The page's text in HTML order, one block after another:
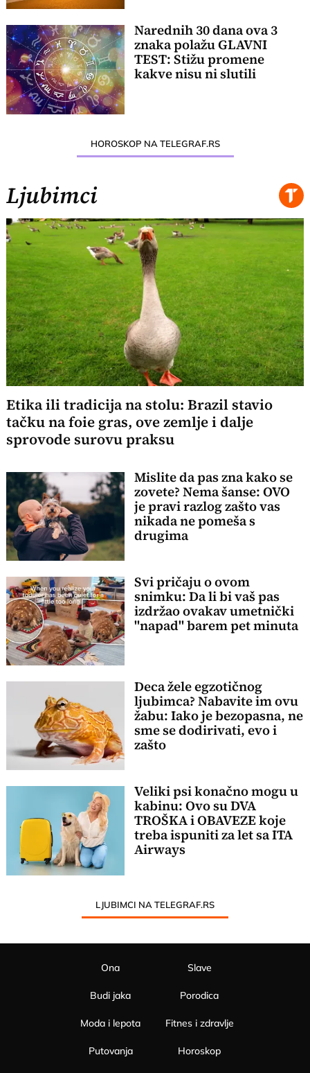
Narednih 30 dana ova 3
znaka polažu GLAVNI
TEST: Stižu promene
kakve nisu ni slutili
HOROSKOP NA TELEGRAF.RS
Ljubimci
Etika ili tradicija na stolu: Brazil stavio
tačku na foie gras, ove zemlje i dalje
sprovode surovu praksu
Mislite da pas zna kako se
zovete? Nema šanse: OVO
je pravi razlog zašto vas
nikada ne pomeša s
drugima
Svi pričaju o ovom
snimku: Da li bi vaš pas
izdržao ovakav umetnički
"napad" barem pet minuta
Deca žele egzotičnog
ljubimca? Nabavite im ovu
žabu: Iako je bezopasna, ne
sme se dodirivati, evo i
zašto
Veliki psi konačno mogu u
kabinu: Ovo su DVA
TROŠKA i OBAVEZE koje
treba ispuniti za let sa ITA
Airways
LJUBIMCI NA TELEGRAF.RS
Ona
Budi jaka
Moda i lepota
Slave
Porodica
Fitnes i zdravlje
Putovanja Horoskop